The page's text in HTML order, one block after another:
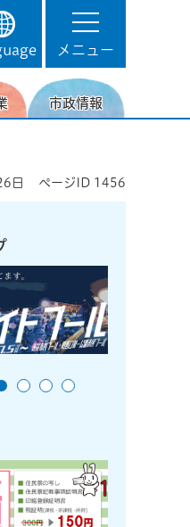
メニュー
市政情報
日 ページID 1456